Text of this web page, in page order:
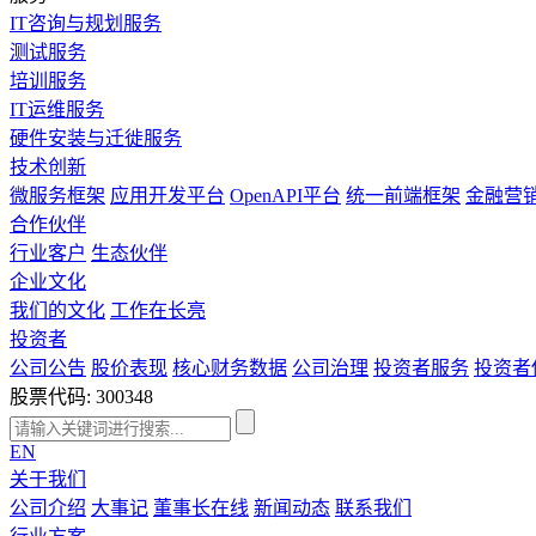
IT咨询与规划服务
测试服务
培训服务
IT运维服务
硬件安装与迁徙服务
技术创新
微服务框架 应用开发平台 OpenAPI平台 统一前端框架 金融营
合作伙伴
行业客户 生态伙伴
企业文化
我们的文化 工作在长亮
投资者
公司公告 股价表现 核心财务数据 公司治理 投资者服务 投资者
股票代码: 300348
EN
关于我们
公司介绍 大事记 董事长在线 新闻动态 联系我们